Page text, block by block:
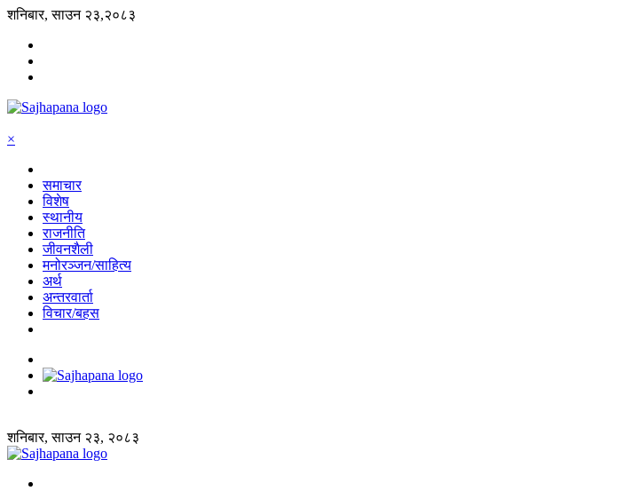
शनिबार, साउन २३,२०८३
×
समाचार
विशेष
स्थानीय
राजनीति
जीवनशैली
मनोरञ्जन/साहित्य
अर्थ
अन्तरवार्ता
विचार/बहस
शनिबार, साउन २३, २०८३